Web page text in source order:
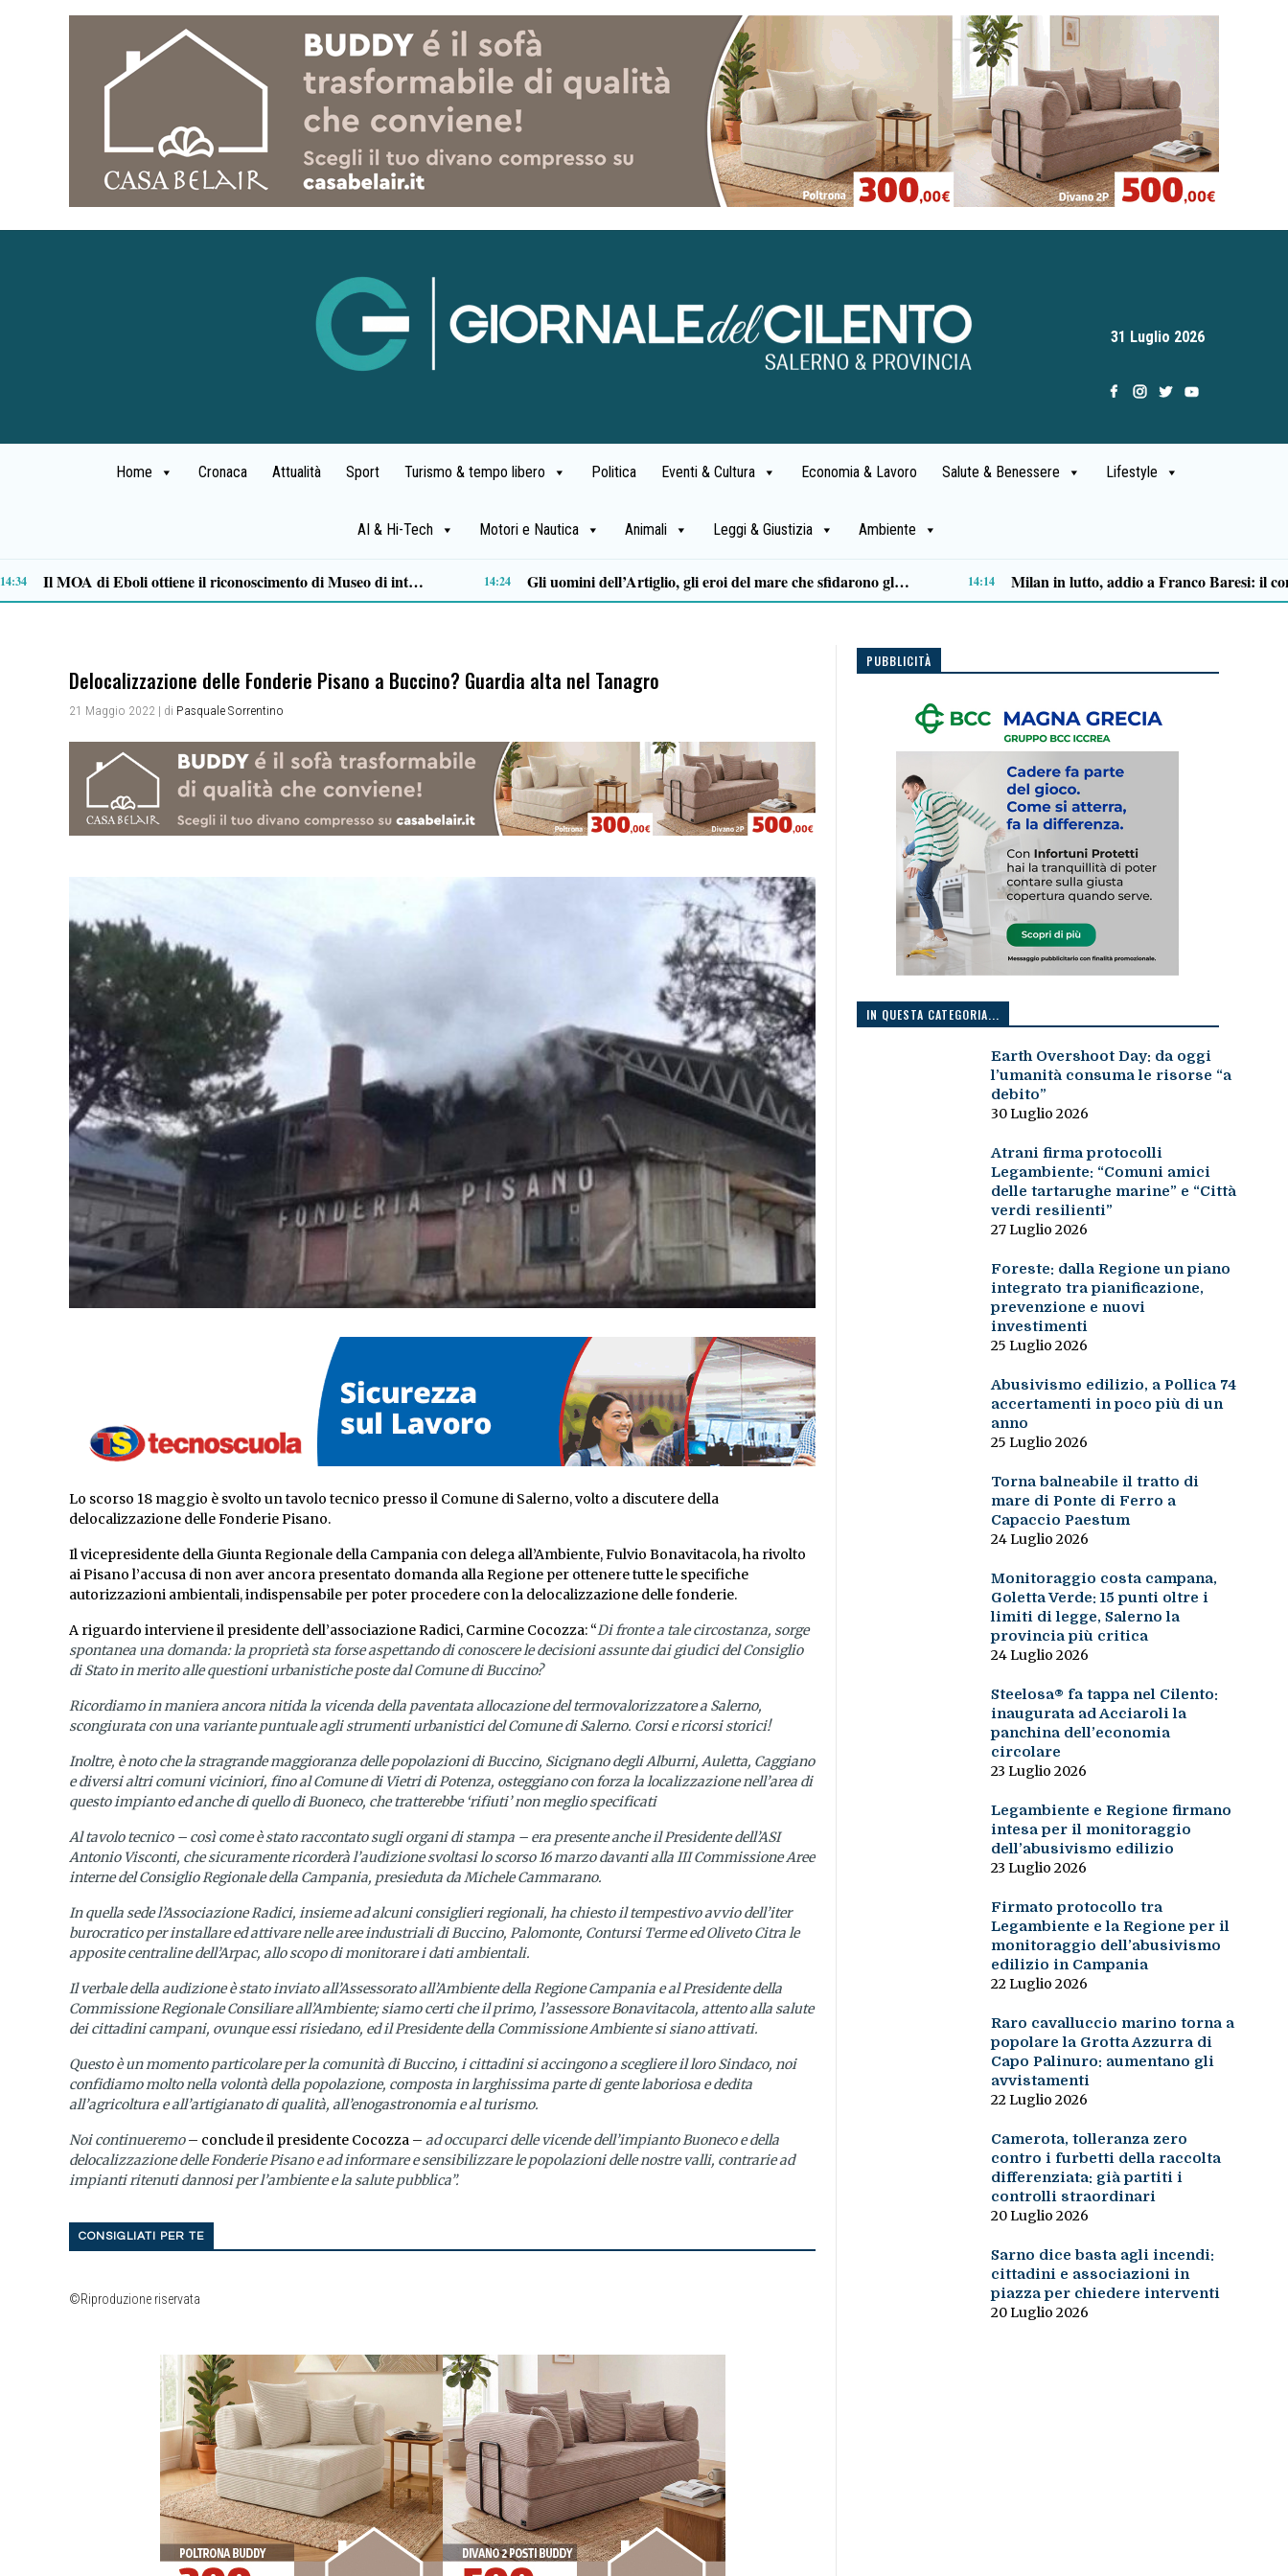
31 Luglio 2026
Home Cronaca Attualità Sport Turismo & tempo libero Politica Eventi & Cultura Economia & Lavoro Salute & Benessere Lifestyle
AI & Hi-Tech Motori e Nautica Animali Leggi & Giustizia Ambiente
12:08 11:47 11:16
Delocalizzazione delle Fonderie Pisano a Buccino? Guardia alta nel Tanagro
21 Maggio 2022 | di Pasquale Sorrentino
Lo scorso 18 maggio è svolto un tavolo tecnico presso il Comune di Salerno, volto a discutere della
delocalizzazione delle Fonderie Pisano.
Il vicepresidente della Giunta Regionale della Campania con delega all’Ambiente, Fulvio Bonavitacola, ha rivolto
ai Pisano l’accusa di non aver ancora presentato domanda alla Regione per ottenere tutte le specifiche
autorizzazioni ambientali, indispensabile per poter procedere con la delocalizzazione delle fonderie.
A riguardo interviene il presidente dell’associazione Radici, Carmine Cocozza: “Di fronte a tale circostanza, sorge
spontanea una domanda: la proprietà sta forse aspettando di conoscere le decisioni assunte dai giudici del Consiglio
di Stato in merito alle questioni urbanistiche poste dal Comune di Buccino?
Ricordiamo in maniera ancora nitida la vicenda della paventata allocazione del termovalorizzatore a Salerno,
scongiurata con una variante puntuale agli strumenti urbanistici del Comune di Salerno. Corsi e ricorsi storici!
Inoltre, è noto che la stragrande maggioranza delle popolazioni di Buccino, Sicignano degli Alburni, Auletta, Caggiano
e diversi altri comuni viciniori, fino al Comune di Vietri di Potenza, osteggiano con forza la localizzazione nell’area di
questo impianto ed anche di quello di Buoneco, che tratterebbe ‘rifiuti’ non meglio specificati
Al tavolo tecnico – così come è stato raccontato sugli organi di stampa – era presente anche il Presidente dell’ASI
Antonio Visconti, che sicuramente ricorderà l’audizione svoltasi lo scorso 16 marzo davanti alla III Commissione Aree
interne del Consiglio Regionale della Campania, presieduta da Michele Cammarano.
In quella sede l’Associazione Radici, insieme ad alcuni consiglieri regionali, ha chiesto il tempestivo avvio dell’iter
burocratico per installare ed attivare nelle aree industriali di Buccino, Palomonte, Contursi Terme ed Oliveto Citra le
apposite centraline dell’Arpac, allo scopo di monitorare i dati ambientali.
Il verbale della audizione è stato inviato all’Assessorato all’Ambiente della Regione Campania e al Presidente della
Commissione Regionale Consiliare all’Ambiente; siamo certi che il primo, l’assessore Bonavitacola, attento alla salute
dei cittadini campani, ovunque essi risiedano, ed il Presidente della Commissione Ambiente si siano attivati.
Questo è un momento particolare per la comunità di Buccino, i cittadini si accingono a scegliere il loro Sindaco, noi
confidiamo molto nella volontà della popolazione, composta in larghissima parte di gente laboriosa e dedita
all’agricoltura e all’artigianato di qualità, all’enogastronomia e al turismo.
Noi continueremo– conclude il presidente Cocozza – ad occuparci delle vicende dell’impianto Buoneco e della
delocalizzazione delle Fonderie Pisano e ad informare e sensibilizzare le popolazioni delle nostre valli, contrarie ad
impianti ritenuti dannosi per l’ambiente e la salute pubblica”.
CONSIGLIATI PER TE
©Riproduzione riservata
PUBBLICITÀ
IN QUESTA CATEGORIA...
Earth Overshoot Day: da oggi
l’umanità consuma le risorse “a
debito”
30 Luglio 2026
Atrani firma protocolli
Legambiente: “Comuni amici
delle tartarughe marine” e “Città
verdi resilienti”
27 Luglio 2026
Foreste: dalla Regione un piano
integrato tra pianificazione,
prevenzione e nuovi
investimenti
25 Luglio 2026
Abusivismo edilizio, a Pollica 74
accertamenti in poco più di un
anno
25 Luglio 2026
Torna balneabile il tratto di
mare di Ponte di Ferro a
Capaccio Paestum
24 Luglio 2026
Monitoraggio costa campana,
Goletta Verde: 15 punti oltre i
limiti di legge, Salerno la
provincia più critica
24 Luglio 2026
Steelosa® fa tappa nel Cilento:
inaugurata ad Acciaroli la
panchina dell’economia
circolare
23 Luglio 2026
Legambiente e Regione firmano
intesa per il monitoraggio
dell’abusivismo edilizio
23 Luglio 2026
Firmato protocollo tra
Legambiente e la Regione per il
monitoraggio dell’abusivismo
edilizio in Campania
22 Luglio 2026
Raro cavalluccio marino torna a
popolare la Grotta Azzurra di
Capo Palinuro: aumentano gli
avvistamenti
22 Luglio 2026
Camerota, tolleranza zero
contro i furbetti della raccolta
differenziata: già partiti i
controlli straordinari
20 Luglio 2026
Sarno dice basta agli incendi:
cittadini e associazioni in
piazza per chiedere interventi
20 Luglio 2026